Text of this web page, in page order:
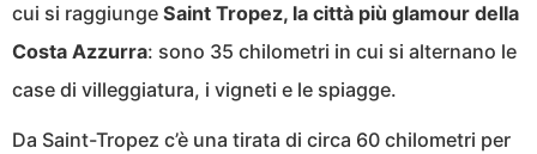
cui si raggiunge Saint Tropez, la città più glamour della
Costa Azzurra: sono 35 chilometri in cui si alternano le
case di villeggiatura, i vigneti e le spiagge.
Da Saint-Tropez c’è una tirata di circa 60 chilometri per